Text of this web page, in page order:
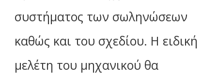
συστήματος των σωληνώσεων
καθώς και του σχεδίου. Η ειδική
μελέτη του μηχανικού θα